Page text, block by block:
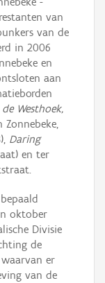
van
van de
in 2006
en
aan
Westhoek,
Daring
en ter
oktober
Divisie
de
er
van de